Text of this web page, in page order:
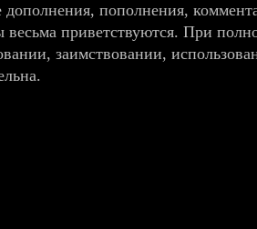
пополнения,
весьма приветствуются. При
заимствовании,